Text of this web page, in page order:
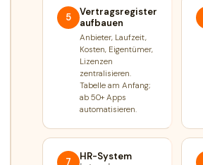
5
Vertragsregister
aufbauen
Anbieter, Laufzeit,
Kosten, Eigentümer,
Lizenzen
zentralisieren.
Tabelle am Anfang;
ab 50+ Apps
automatisieren.
7
HR-System